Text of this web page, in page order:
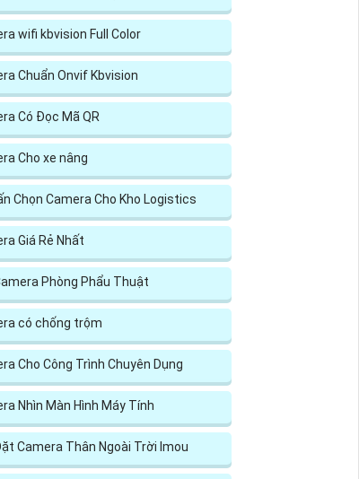
wifi kbvision Full Color
Chuẩn Onvif Kbvision
Có Đọc Mã QR
Cho xe nâng
Chọn Camera Cho Kho Logistics
Giá Rẻ Nhất
Phòng Phẩu Thuật
có chống trộm
Cho Công Trình Chuyên Dụng
Nhìn Màn Hình Máy Tính
Camera Thân Ngoài Trời Imou